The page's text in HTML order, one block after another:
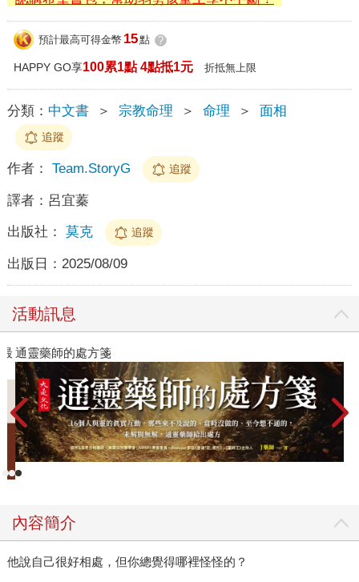
預計最高可得金幣 15點 ?
HAPPY GO享100累1點 4點抵1元 折抵無上限
分類： 中文書 ＞ 宗教命理 ＞ 命理 ＞ 面相
追蹤
作者： Team.StoryG 追蹤
譯者： 呂宜蓁
出版社： 莫克 追蹤
出版日： 2025/08/09
活動訊息
通靈藥師的處方箋
內容簡介
他說自己很好相處，但你總覺得哪裡怪怪的？